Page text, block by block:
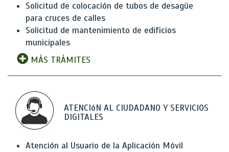
Solicitud de colocación de tubos de desagüe
para cruces de calles
Solicitud de mantenimiento de edificios
municipales
MÁS TRÁMITES
ATENCIóN AL CIUDADANO Y SERVICIOS
DIGITALES
Atención al Usuario de la Aplicación Móvil